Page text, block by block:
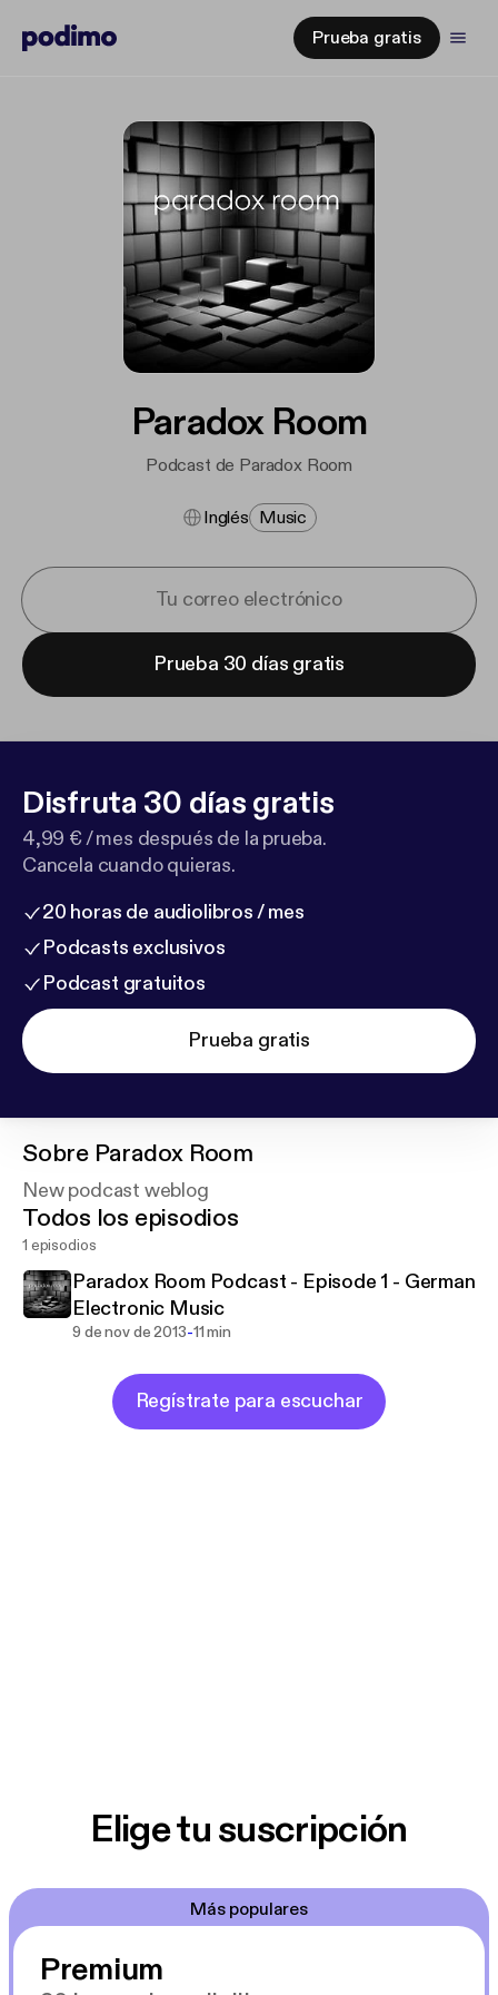
Prueba gratis
Paradox Room
Podcast de Paradox Room
Inglés Music
Prueba 30 días gratis
Disfruta 30 días gratis
4,99 € / mes después de la prueba.
Cancela cuando quieras.
20 horas de audiolibros / mes
Podcasts exclusivos
Podcast gratuitos
Prueba gratis
Sobre Paradox Room
New podcast weblog
Todos los episodios
1 episodios
Paradox Room Podcast - Episode 1 - German
Electronic Music
9 de nov de 2013-11 min
Regístrate para escuchar
Elige tu suscripción
Más populares
Premium